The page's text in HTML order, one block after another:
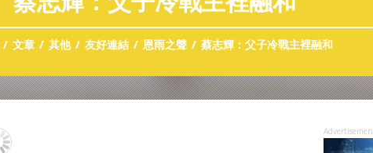
文章 其他 友好連結 恩雨之聲 蔡志輝：父子冷戰主裡融和